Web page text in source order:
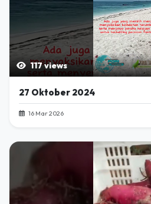
117 views
27 Oktober 2024
16 Mar 2026